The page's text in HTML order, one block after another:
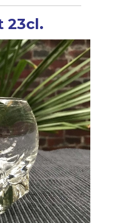
23cl.